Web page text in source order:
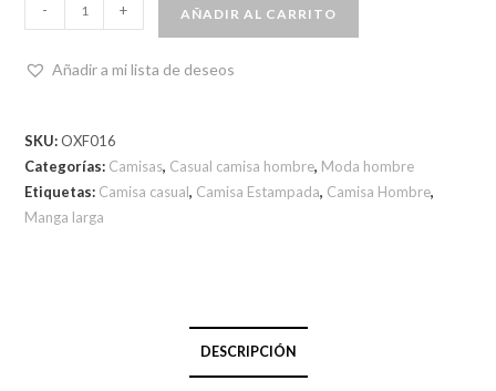
- + AÑADIR AL CARRITO
Añadir a mi lista de deseos
SKU:OXF016
Categorías: Camisas, Casual camisa hombre, Moda hombre
Etiquetas: Camisa casual, Camisa Estampada, Camisa Hombre,
Manga larga
DESCRIPCIÓN